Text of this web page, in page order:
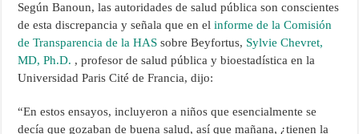
Según Banoun, las autoridades de salud pública son conscientes
de esta discrepancia y señala que en elinforme de la Comisión
de Transparencia de la HAS sobre Beyfortus, Sylvie Chevret,
MD, Ph.D. , profesor de salud pública y bioestadística en la
Universidad Paris Cité de Francia, dijo:
“En estos ensayos, incluyeron a niños que esencialmente se
decía que gozaban de buena salud, así que mañana, ¿tienen la